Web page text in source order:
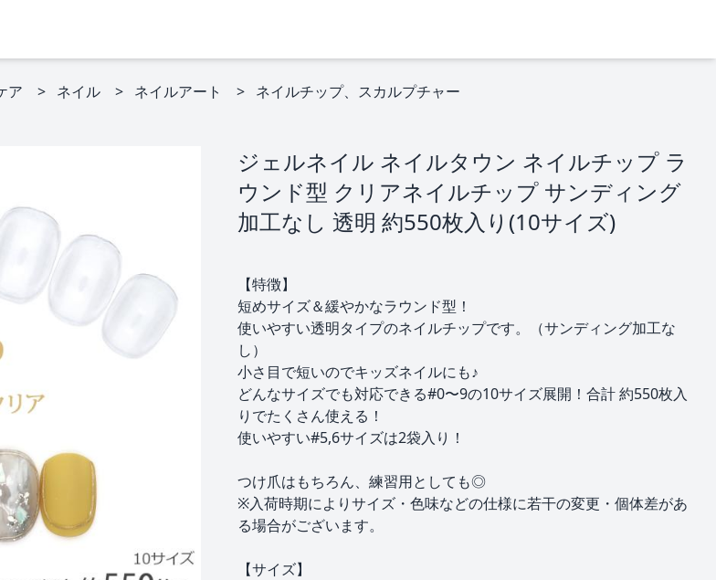
ア ネイル ネイルアート ネイルチップ、スカルプチャー
ジェルネイル ネイルタウン ネイルチップ ラ
ウンド型 クリアネイルチップ サンディング
加工なし 透明 約550枚入り(10サイズ)
【特徴】
短めサイズ＆緩やかなラウンド型！
使いやすい透明タイプのネイルチップです。（サンディング加工な
し）
小さ目で短いのでキッズネイルにも♪
どんなサイズでも対応できる#0〜9の10サイズ展開！合計 約550枚入
りでたくさん使える！
使いやすい#5,6サイズは2袋入り！
つけ爪はもちろん、練習用としても◎
※入荷時期によりサイズ・色味などの仕様に若干の変更・個体差があ
る場合がございます。
【サイズ】